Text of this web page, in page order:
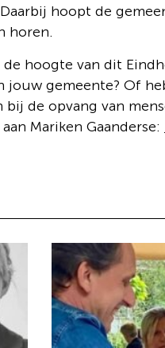
hoopt de
horen.
hoogte van dit
gemeente? Of
de opvang van
Mariken Gaanderse: